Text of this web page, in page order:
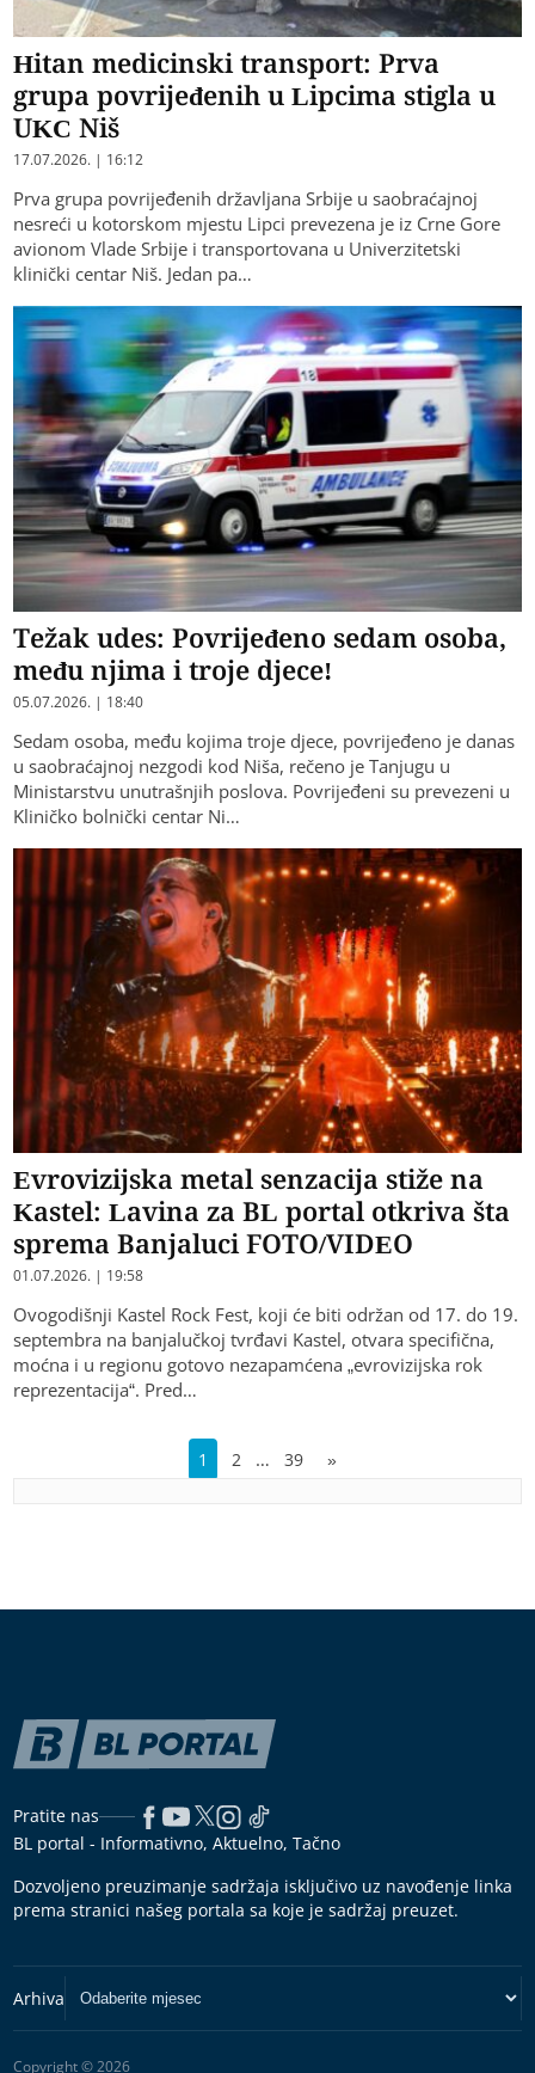
Hitan medicinski transport: Prva
grupa povrijeđenih u Lipcima stigla u
UKC Niš
17.07.2026. | 16:12
Prva grupa povrijeđenih državljana Srbije u saobraćajnoj
nesreći u kotorskom mjestu Lipci prevezena je iz Crne Gore
avionom Vlade Srbije i transportovana u Univerzitetski
klinički centar Niš. Jedan pa…
Težak udes: Povrijeđeno sedam osoba,
među njima i troje djece!
05.07.2026. | 18:40
Sedam osoba, među kojima troje djece, povrijeđeno je danas
u saobraćajnoj nezgodi kod Niša, rečeno je Tanjugu u
Ministarstvu unutrašnjih poslova. Povrijeđeni su prevezeni u
Kliničko bolnički centar Ni…
Evrovizijska metal senzacija stiže na
Kastel: Lavina za BL portal otkriva šta
sprema Banjaluci FOTO/VIDEO
01.07.2026. | 19:58
Ovogodišnji Kastel Rock Fest, koji će biti održan od 17. do 19.
septembra na banjalučkoj tvrđavi Kastel, otvara specifična,
moćna i u regionu gotovo nezapamćena „evrovizijska rok
reprezentacija“. Pred…
1 2 … 39 »
Pratite nas
BL portal - Informativno, Aktuelno, Tačno
Dozvoljeno preuzimanje sadržaja isključivo uz navođenje linka
prema stranici našeg portala sa koje je sadržaj preuzet.
Copyright © 2026